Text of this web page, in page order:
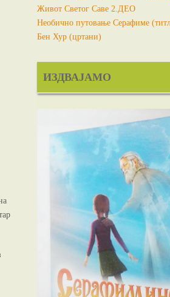
Живот Светог Саве 2.ДЕО
Необично путовање Серафиме
Бен Хур (цртани)
ИЗДВАЈАМО